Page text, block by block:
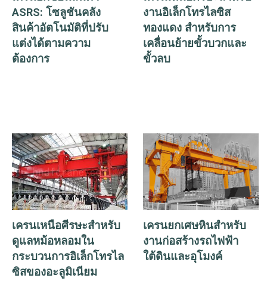
รุนแรง
ASRS: โซลูชันคลัง
สินค้าอัตโนมัติที่ปรับ
แต่งได้ตามความ
ต้องการ
งานอิเล็กโทรไลซิส
ทองแดง สำหรับการ
เคลื่อนย้ายขั้วบวกและ
ขั้วลบ
เครนเหนือศีรษะสำหรับ
ดูแลหม้อหลอมใน
กระบวนการอิเล็กโทรไล
ซิสของอะลูมิเนียม
เครนยกเศษหินสำหรับ
งานก่อสร้างรถไฟฟ้า
ใต้ดินและอุโมงค์